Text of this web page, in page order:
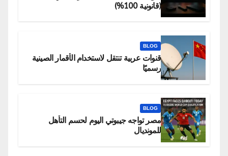
(قانونية 100%)
BLOG
قنوات عربية تنتقل لاستخدام الأقمار الصينية
رسميًا
BLOG
مصر تواجه جيبوتي اليوم لحسم التأهل
للمونديال